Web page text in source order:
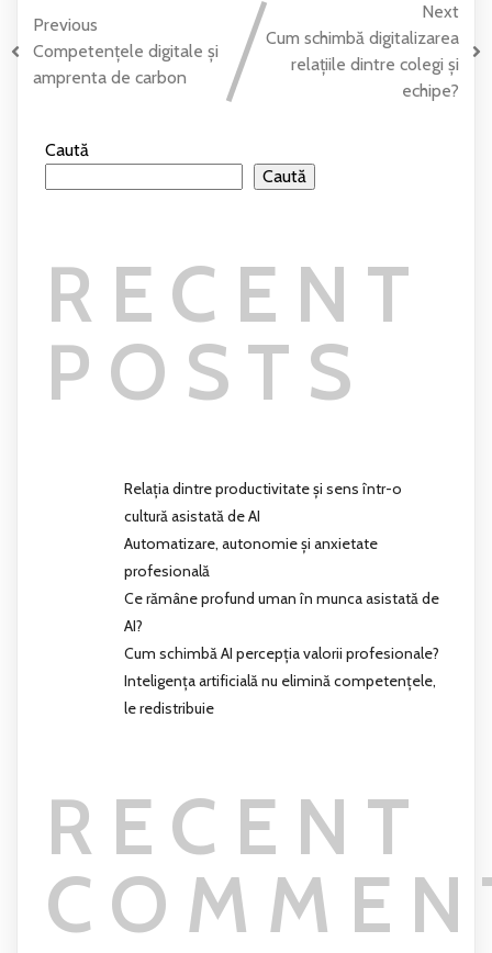
Previous
Competențele digitale și
amprenta de carbon
Next
Cum schimbă digitalizarea
relațiile dintre colegi și
echipe?
Caută
Caută
RECENT
POSTS
Relația dintre productivitate și sens într-o
cultură asistată de AI
Automatizare, autonomie și anxietate
profesională
Ce rămâne profund uman în munca asistată de
AI?
Cum schimbă AI percepția valorii profesionale?
Inteligența artificială nu elimină competențele,
le redistribuie
RECENT